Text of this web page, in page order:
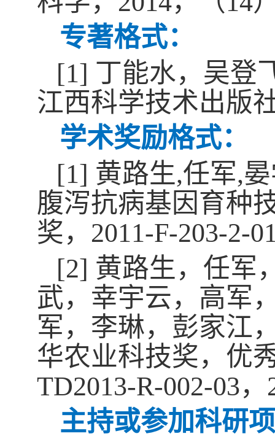
专著格式：
[1] 丁能水，吴登
江西科学技术出版
学术奖励格式：
[1] 黄路生,任军,
腹泻抗病基因育种
奖， 2011-F-203-2-
[2] 黄路生，任军
武，幸宇云，高军
军，李琳，彭家江
华农业科技奖，优
TD2013-R-002-03，
主持或参加科研